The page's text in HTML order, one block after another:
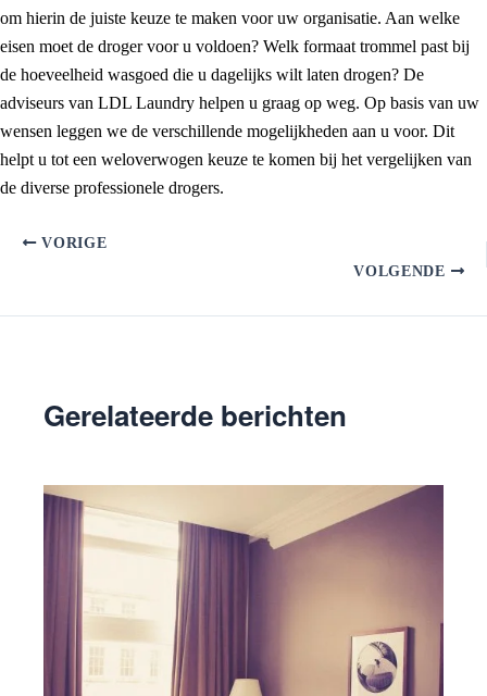
om hierin de juiste keuze te maken voor uw organisatie. Aan welke
eisen moet de droger voor u voldoen? Welk formaat trommel past bij
de hoeveelheid wasgoed die u dagelijks wilt laten drogen? De
adviseurs van LDL Laundry helpen u graag op weg. Op basis van uw
wensen leggen we de verschillende mogelijkheden aan u voor. Dit
helpt u tot een weloverwogen keuze te komen bij het vergelijken van
de diverse professionele drogers.
VORIGE
VOLGENDE
Gerelateerde berichten